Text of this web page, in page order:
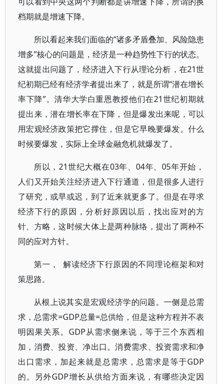
档期就是增速下降。
所以看起来我们面临的“诸多矛盾叠加、风险隐患
增多”核心的问题是，经济是一种趋势性下行的状态。
这就提出问题了，经济进入下行从理论分析，在21世
纪初期已经有经济学者提出来了，就是所谓“潜在增长
率下降”。清华大学白重恩教授他们在21世纪初期就
提出来，潜在增长率在下降，但是爆发出来呢，可以
用宏观经济政策把它撑住，但是它早晚要爆发。什么
时候要爆发，实际上全球金融危机就爆发了。
所以，21世纪大概在03年、04年、05年开始，
人们又开始关注经济进入下行通道，但是很多人进行
了研究，或早或迟，到了近来就更多了。但是在寻求
经济下行的原因，分析好原因以后，找出应对的方
针、方略，这时候大体上是两种脉络，提出了两种不
同的应对方针。
第一， 解读经济下行原因的不同理论框架和对
策思路。
从根上说其实是宏观经济学的问题。一侧是总需
求，总需求=GDP总量=总供给，但是这种方程并不表
明因果关系。GDP从需求侧来说，等于三个东西相
加，消费、投资、净出口。消费需求、投资需求和净
出口需求，加起来就是总需求，总需求是等于GDP
的。另外GDP增长从供给方面来说，有哪些决定因